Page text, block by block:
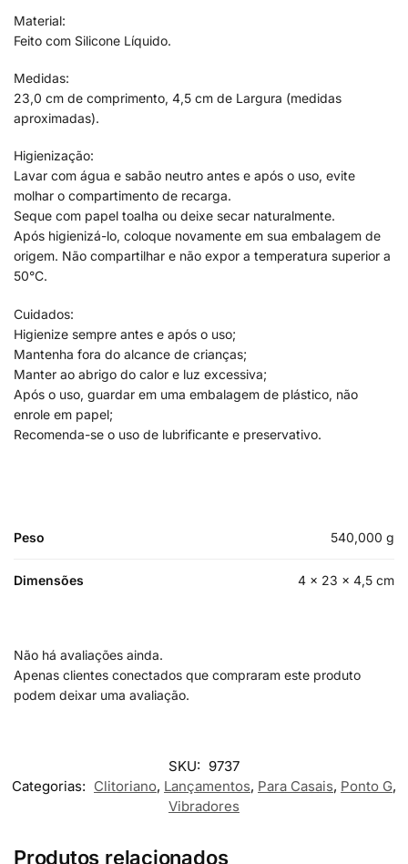
Material:
Feito com Silicone Líquido.
Medidas:
23,0 cm de comprimento, 4,5 cm de Largura (medidas
aproximadas).
Higienização:
Lavar com água e sabão neutro antes e após o uso, evite
molhar o compartimento de recarga.
Seque com papel toalha ou deixe secar naturalmente.
Após higienizá-lo, coloque novamente em sua embalagem de
origem. Não compartilhar e não expor a temperatura superior a
50°C.
Cuidados:
Higienize sempre antes e após o uso;
Mantenha fora do alcance de crianças;
Manter ao abrigo do calor e luz excessiva;
Após o uso, guardar em uma embalagem de plástico, não
enrole em papel;
Recomenda-se o uso de lubrificante e preservativo.
Peso 540,000 g
Dimensões 4 × 23 × 4,5 cm
Não há avaliações ainda.
Apenas clientes conectados que compraram este produto
podem deixar uma avaliação.
SKU: 9737
Categorias: Clitoriano, Lançamentos, Para Casais, Ponto G,
Vibradores
Produtos relacionados